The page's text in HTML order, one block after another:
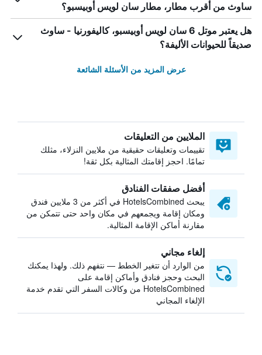
ساوث من أقرب مطار، مطار سان لويس أوبيسبو؟
هل يعتبر موتل 6 سان لويس أوبيسبو، كاليفورنيا - ساوث
صديقاً للحيوانات الأليفة؟
عرض المزيد من الأسئلة الشائعة
الملايين من التعليقات
تقييمات وتعليقات حقيقية من ملايين النزلاء، مثلك
تمامًا. احجز إقامتك المثالية بكل ثقة!
أفضل صفقات الفنادق
يبحث HotelsCombined في أكثر من 3 ملايين فندق
ومكان إقامة ويجمعهم في مكان واحد حتى تتمكن من
مقارنة أماكن الإقامة المثالية.
إلغاء مجاني
من الوارد أن تتغير الخطط — نتفهم ذلك. ولهذا يمكنك
البحث وحجز فنادق وأماكن إقامة على
HotelsCombined من وكالات السفر التي تقدم خدمة
الإلغاء المجاني